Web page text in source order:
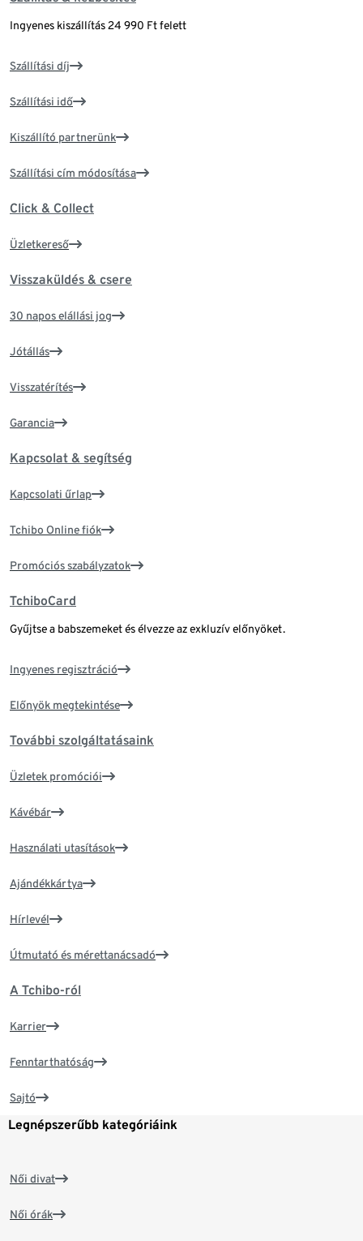
Ingyenes kiszállítás 24 990 Ft felett
Szállítási díj
Szállítási idő
Kiszállító partnerünk
Szállítási cím módosítása
Click & Collect
Üzletkereső
Visszaküldés & csere
30 napos elállási jog
Jótállás
Visszatérítés
Garancia
Kapcsolat & segítség
Kapcsolati űrlap
Tchibo Online fiók
Promóciós szabályzatok
TchiboCard
Gyűjtse a babszemeket és élvezze az exkluzív előnyöket.
Ingyenes regisztráció
Előnyök megtekintése
További szolgáltatásaink
Üzletek promóciói
Kávébár
Használati utasítások
Ajándékkártya
Hírlevél
Útmutató és mérettanácsadó
A Tchibo-ról
Karrier
Fenntarthatóság
Sajtó
Legnépszerűbb kategóriáink
Női divat
Női órák